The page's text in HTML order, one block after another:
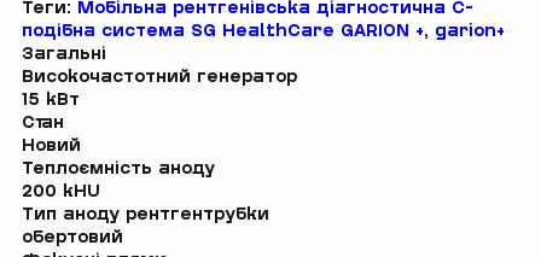
Теги: Мобільна рентгенівська діагностична С-
подібна система SG HealthCare GARION +, garion+
Загальні
Високочастотний генератор
15 кВт
Стан
Новий
Теплоємність аноду
200 kHU
Тип аноду рентгентрубки
обертовий